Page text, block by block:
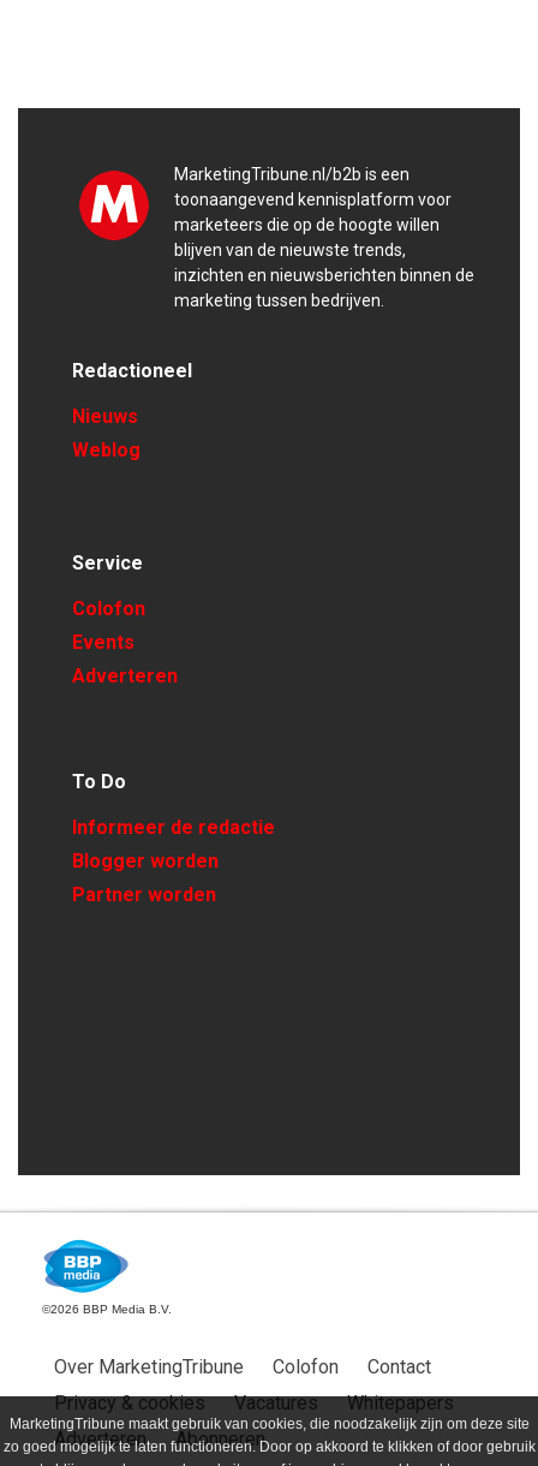
MarketingTribune maakt gebruik van cookies, die noodzakelijk zijn om deze site
zo goed mogelijk te laten functioneren. Door op akkoord te klikken of door gebruik
MarketingTribune.nl/b2b is een
toonaangevend kennisplatform voor
marketeers die op de hoogte willen
blijven van de nieuwste trends,
inzichten en nieuwsberichten binnen de
marketing tussen bedrijven.
Redactioneel
Nieuws
Weblog
Service
Colofon
Events
Adverteren
To Do
Informeer de redactie
Blogger worden
Partner worden
©2026 BBP Media B.V.
Over MarketingTribune Colofon
Contact
Privacy & cookies
Vacatures
Whitepapers
Adverteren
Abonneren